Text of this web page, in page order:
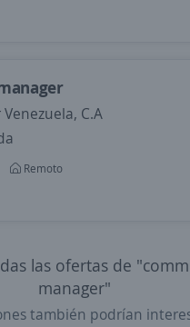
C.A
Remoto
las ofertas de
manager"
también podrían